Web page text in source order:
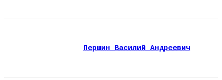
Першин Василий Андреевич